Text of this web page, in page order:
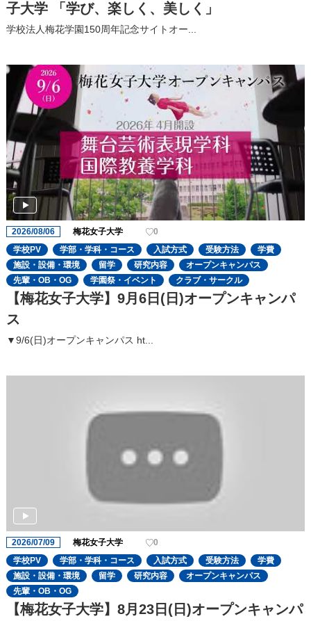
子大学 「学び、楽しく、美しく」
学校法人梅花学園150周年記念サイトオー...
2026/08/06 梅花女子大学
0
学校PV
学部・学科・コース 入試方式 受験方法
学費
施設・設備・環境
留学 研究内容
オープンキャンパス
先輩・OB・OG
学園祭・イベント クラブ・サークル
【梅花女子大学】9月6日(日)オープンキャンパ
ス
▼9/6(日)オープンキャンパス ht...
2026/07/09 梅花女子大学
0
学校PV
学部・学科・コース 入試方式 受験方法
学費
施設・設備・環境
留学 研究内容
オープンキャンパス
先輩・OB・OG
【梅花女子大学】8月23日(日)オープンキャンパ